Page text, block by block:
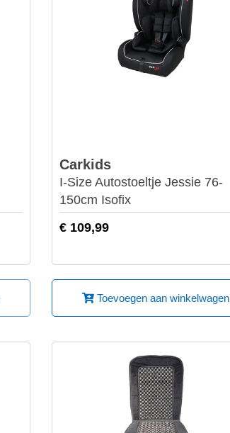
Carkids
I-Size Autostoeltje Jessie 76-
150cm Isofix
€ 109,99
Toevoegen aan winkelwagen